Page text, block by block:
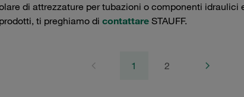
di attrezzature per tubazioni o componenti idraulici
ti preghiamo di contattareSTAUFF.
1 2